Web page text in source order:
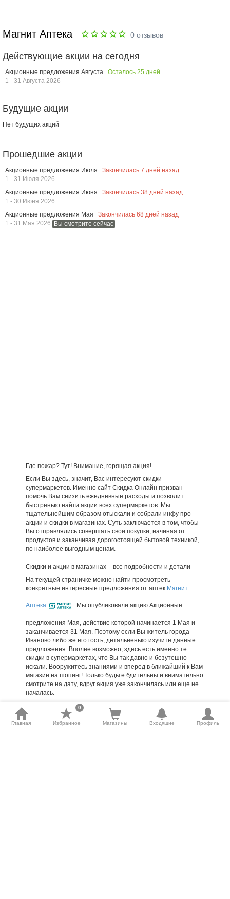
Магнит Аптека 0 отзывов
Действующие акции на сегодня
Акционные предложения Августа Осталось 25 дней
1 - 31 Августа 2026
Будущие акции
Нет будущих акций
Прошедшие акции
Акционные предложения Июля Закончилась 7 дней назад
1 - 31 Июля 2026
Акционные предложения Июня
Закончилась 38 дней назад
1 - 30 Июня 2026
Акционные предложения Мая
Закончилась 68 дней назад
1 - 31 Мая 2026 Вы смотрите сейчас
Где пожар? Тут! Внимание, горящая акция!
Если Вы здесь, значит, Вас интересуют скидки
супермаркетов. Именно сайт Скидка Онлайн призван
помочь Вам снизить ежедневные расходы и позволит
быстренько найти акции всех супермаркетов. Мы
тщательнейшим образом отыскали и собрали инфу про
акции и скидки в магазинах. Суть заключается в том, чтобы
Вы отправлялись совершать свои покупки, начиная от
продуктов и заканчивая дорогостоящей бытовой техникой,
по наиболее выгодным ценам.
Скидки и акции в магазинах – все подробности и детали
На текущей страничке можно найти просмотреть
конкретные интересные предложения от аптек Магнит
Аптека . Мы опубликовали акцию Акционные
предложения Мая, действие которой начинается 1 Мая и
заканчивается 31 Мая. Поэтому если Вы житель города
Иваново либо же его гость, детальненько изучите данные
предложения. Вполне возможно, здесь есть именно те
скидки в супермаркетах, что Вы так давно и безутешно
искали. Вооружитесь знаниями и вперед в ближайший к Вам
магазин на шопинг! Только будьте бдительны и внимательно
смотрите на дату, вдруг акция уже закончилась или еще не
началась.
Как найти скидки на нужный товар?
Чтобы не тратить силы, время и здоровье на поиск
Главная Избранное
0
Магазины Входящие Профиль